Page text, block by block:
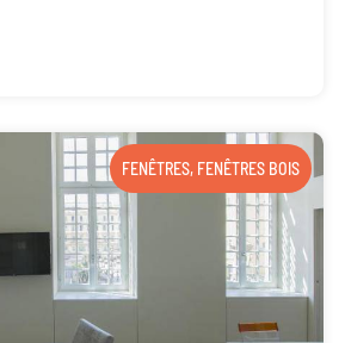
FENÊTRES, FENÊTRES BOIS